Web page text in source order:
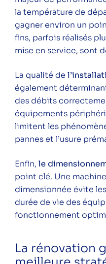
la température de
gagner environ un
fins, parfois réalisés
mise en service, sont
La qualité de
également
des débits
équipements
limitent les
pannes et l’usure
Enfin, le
point clé. Une
dimensionnée évite
durée de vie des
fonctionnement
La rénovation